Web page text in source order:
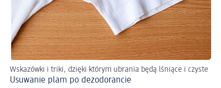
Wskazówki i triki, dzięki którym ubrania będą lśniące i czyste
Usuwanie plam po dezodorancie